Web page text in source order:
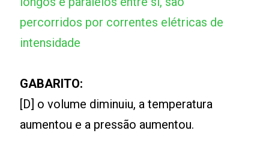
percorridos por correntes elétricas de
intensidade
GABARITO:
[D] o volume diminuiu, a temperatura
aumentou e a pressão aumentou.